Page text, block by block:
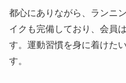
都心にありながら、ランニ
イクも完備しており、会員
す。運動習慣を身に着けた
す。